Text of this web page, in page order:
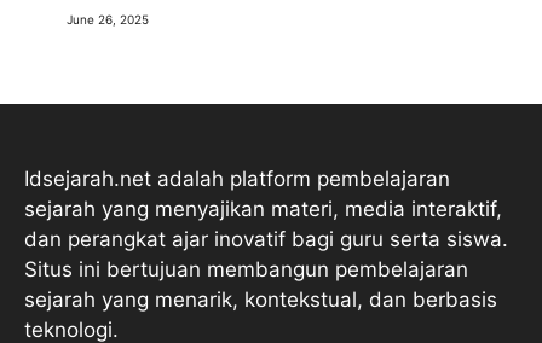
June 26, 2025
Idsejarah.net adalah platform pembelajaran
sejarah yang menyajikan materi, media interaktif,
dan perangkat ajar inovatif bagi guru serta siswa.
Situs ini bertujuan membangun pembelajaran
sejarah yang menarik, kontekstual, dan berbasis
teknologi.